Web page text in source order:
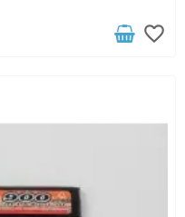
favorite_border